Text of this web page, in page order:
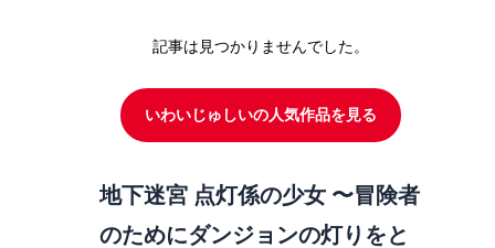
記事は見つかりませんでした。
いわいじゅしいの人気作品を見る
地下迷宮 点灯係の少女 〜冒険者
のためにダンジョンの灯りをと